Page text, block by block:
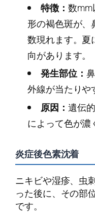
特徴：数mm
形の褐色斑が、
数現れます。夏
向があります。
発生部位：
外線が当たりや
原因：遺伝
によって色が濃
炎症後色素沈着
ニキビや湿疹、虫
った後に、その部
です。